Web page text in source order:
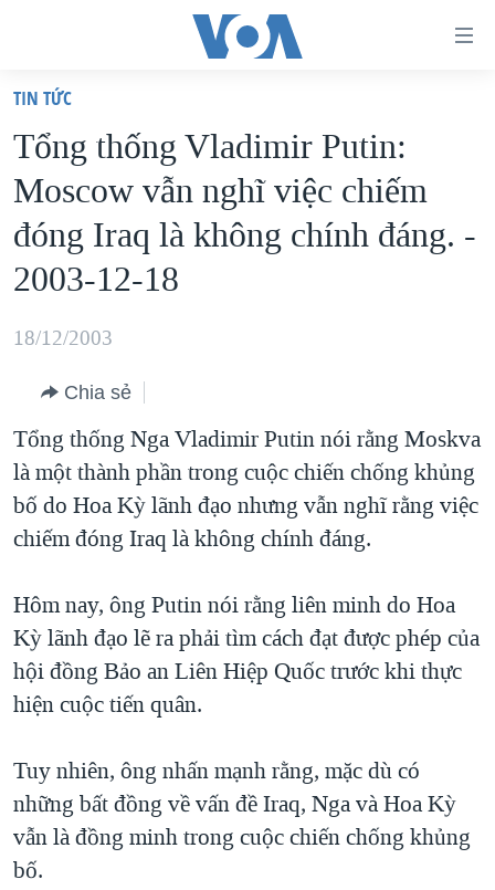
truy
cập
Tới
nội
chính
Tới
hướng
chính
Đi
tới
"Tìm"
VIỆT NAM
HOA KỲ
BIỂN ĐÔNG
THẾ GIỚI
MỤC
TỰ DO BÁO CHÍ
VẠCH TRẦN TIN GIẢ
NGƯỜI VIỆT HẢI NGOẠI
KINH TẾ
KHOA HỌC
SỨC KHOẺ
VĂN HOÁ
GIÁO DỤC
CHUYÊN ĐỀ
CHIẾN TRANH THƯƠNG MẠI CỦA MỸ: QUÁ KHỨ VÀ HIỆN
TẠI
HÀNH TRÌNH BẦU CỬ 2024
GIẢI MÃ VÀNH ĐAI & CON ĐƯỜNG
NGÀY TỊ NẠN THẾ GIỚI
TRỊNH VĨNH BÌNH - NGƯỜI HẠ 'BÊN THẮNG CUỘC'
CHI PHÍ CHIẾN TRANH AFGHANISTAN
CÁC GIÁ TRỊ CỘNG HÒA Ở VIỆT NAM
HỌC TIẾNG ANH
VIDEO
MẠNG XÃ HỘI
Ngôn ngữ khác
TIN TỨC
Tổng thống Vladimir Putin:
Moscow vẫn nghĩ việc chiếm
đóng Iraq là không chính đáng. -
2003-12-18
18/12/2003
Chia sẻ
Tổng thống Nga Vladimir Putin nói rằng Moskva
là một thành phần trong cuộc chiến chống khủng
bố do Hoa Kỳ lãnh đạo nhưng vẫn nghĩ rằng việc
chiếm đóng Iraq là không chính đáng.
Hôm nay, ông Putin nói rằng liên minh do Hoa
Kỳ lãnh đạo lẽ ra phải tìm cách đạt được phép của
hội đồng Bảo an Liên Hiệp Quốc trước khi thực
hiện cuộc tiến quân.
Tuy nhiên, ông nhấn mạnh rằng, mặc dù có
những bất đồng về vấn đề Iraq, Nga và Hoa Kỳ
vẫn là đồng minh trong cuộc chiến chống khủng
bố.